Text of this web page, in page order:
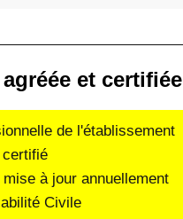
et certifiée
de l'établissement
certifié
à jour annuellement
Civile